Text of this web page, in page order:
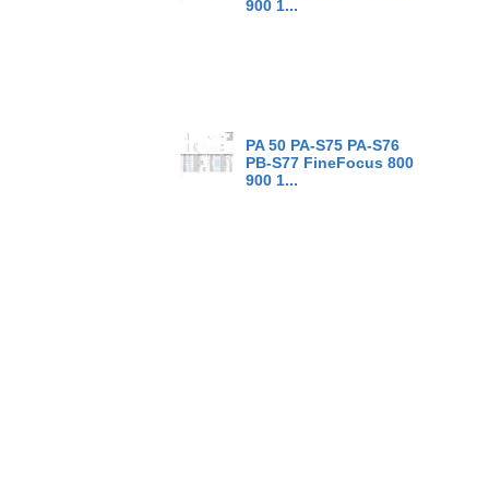
900 1...
PA 50 PA-S75 PA-S76
PB-S77 FineFocus 800
900 1...